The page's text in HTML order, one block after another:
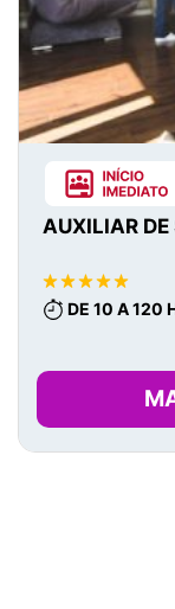
AUXILIAR DE
DE 10 A 120